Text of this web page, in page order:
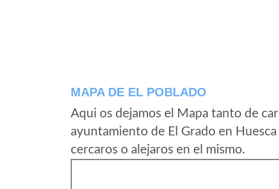
MAPA DE EL POBLADO
Aqui os dejamos el Mapa tanto de
ayuntamiento de El Grado en
cercaros o alejaros en el mismo.